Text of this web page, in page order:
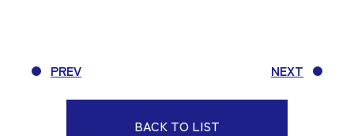
PREV NEXT
BACK TO LIST